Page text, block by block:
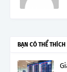
BẠN CÓ THỂ